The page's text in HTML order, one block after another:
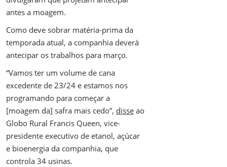
antes a moagem.
Como deve sobrar matéria-prima da
temporada atual, a companhia deverá
antecipar os trabalhos para março.
“Vamos ter um volume de cana
excedente de 23/24 e estamos nos
programando para começar a
[moagem da] safra mais cedo”, disse ao
Globo Rural Francis Queen, vice-
presidente executivo de etanol, açúcar
e bioenergia da companhia, que
controla 34 usinas.